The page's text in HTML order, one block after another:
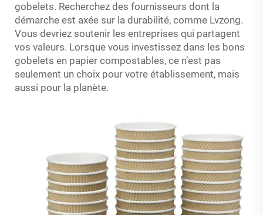
gobelets. Recherchez des fournisseurs dont la
démarche est axée sur la durabilité, comme Lvzong.
Vous devriez soutenir les entreprises qui partagent
vos valeurs. Lorsque vous investissez dans les bons
gobelets en papier compostables, ce n’est pas
seulement un choix pour votre établissement, mais
aussi pour la planète.